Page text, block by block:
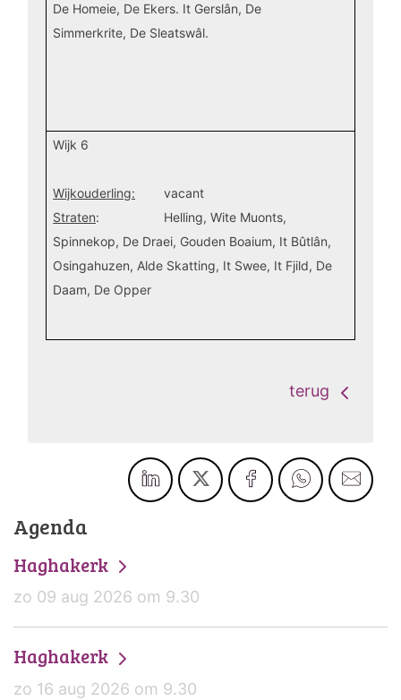
De Homeie, De Ekers. It Gerslân, De
Simmerkrite, De Sleatswâl.
Wijk 6
Wijkouderling: vacant
Straten: Helling, Wite Muonts,
Spinnekop, De Draei, Gouden Boaium, It Bûtlân,
Osingahuzen,Alde Skatting, It Swee, It Fjild, De
Daam, De Opper
terug
Agenda
Haghakerk
zo 09 aug 2026 om 9.30
Haghakerk
zo 16 aug 2026 om 9.30